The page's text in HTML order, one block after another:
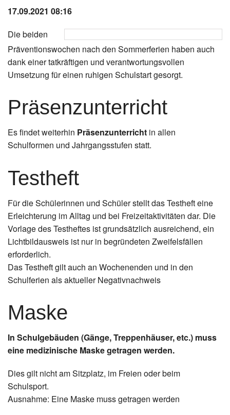
17.09.2021 08:16
Die beiden
Präventionswochen nach den Sommerferien haben auch
dank einer tatkräftigen und verantwortungsvollen
Umsetzung für einen ruhigen Schulstart gesorgt.
Präsenzunterricht
Es findet weiterhin Präsenzunterricht in allen
Schulformen und Jahrgangsstufen statt.
Testheft
Für die Schülerinnen und Schüler stellt das Testheft eine
Erleichterung im Alltag und bei Freizeitaktivitäten dar. Die
Vorlage des Testheftes ist grundsätzlich ausreichend, ein
Lichtbildausweis ist nur in begründeten Zweifelsfällen
erforderlich.
Das Testheft gilt auch an Wochenenden und in den
Schulferien als aktueller Negativnachweis
Maske
In Schulgebäuden (Gänge, Treppenhäuser, etc.) muss
eine medizinische Maske getragen werden.
Dies gilt nicht am Sitzplatz, im Freien oder beim
Schulsport.
Ausnahme: Eine Maske muss getragen werden